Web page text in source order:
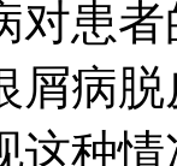
对患
屑病
这种